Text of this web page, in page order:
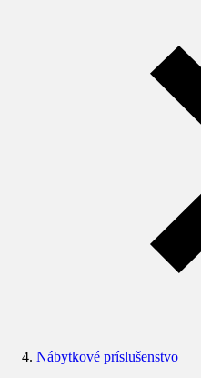
Nábytkové príslušenstvo